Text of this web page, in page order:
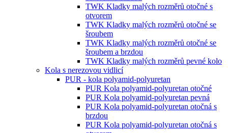
TWK Kladky malých rozměrů otočné s
otvorem
TWK Kladky malých rozměrů otočné se
šroubem
TWK Kladky malých rozměrů otočné se
šroubem a brzdou
TWK Kladky malých rozměrů pevné kolo
Kola s nerezovou vidlicí
PUR - kola polyamid-polyuretan
PUR Kola polyamid-polyuretan otočné
PUR Kola polyamid-polyuretan pevná
PUR Kola polyamid-polyuretan otočná s
brzdou
PUR Kola polyamid-polyuretan otočná s